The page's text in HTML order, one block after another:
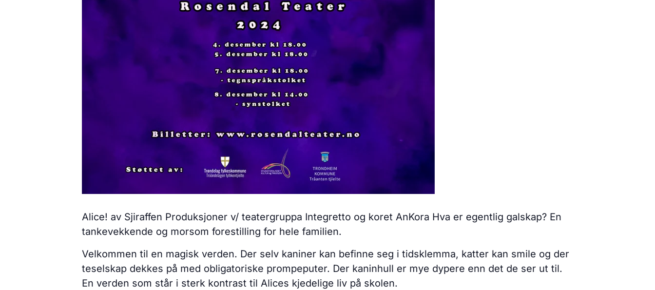
Alice! av Sjiraffen Produksjoner v/ teatergruppa Integretto og koret AnKora Hva er egentlig galskap? En
tankevekkende og morsom forestilling for hele familien.
Velkommen til en magisk verden. Der selv kaniner kan befinne seg i tidsklemma, katter kan smile og der
teselskap dekkes på med obligatoriske prompeputer. Der kaninhull er mye dypere enn det de ser ut til.
En verden som står i sterk kontrast til Alices kjedelige liv på skolen.